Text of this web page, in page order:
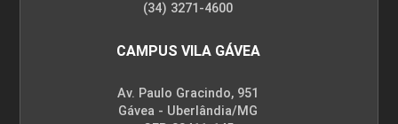
(34) 3271-4600
CAMPUS VILA GÁVEA
Av. Paulo Gracindo, 951
Gávea - Uberlândia/MG